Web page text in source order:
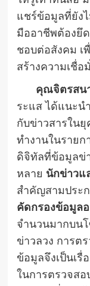
แชร์ข้อมูลที่ยัง
มืออาชีพต้องยึ
ชอบต่อสังคม เ
สร้างความเชื่อ
คุณจิตรสนา
ระแส ได้แนะน
กับข่าวสารใน
ทำงานในรายก
ดิจิทัลที่ข้อมูลข่
หลาย นักข่าวแ
สำคัญสามประ
คัดกรองข้อมูล
จำนวนมากบนโ
ข่าวลวง การต
ข้อมูลจึงเป็นเรื่
ในการตรวจส